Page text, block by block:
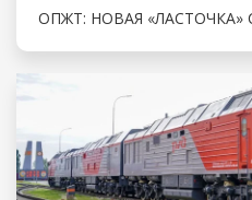
ОПЖТ: НОВАЯ «ЛАСТОЧКА»